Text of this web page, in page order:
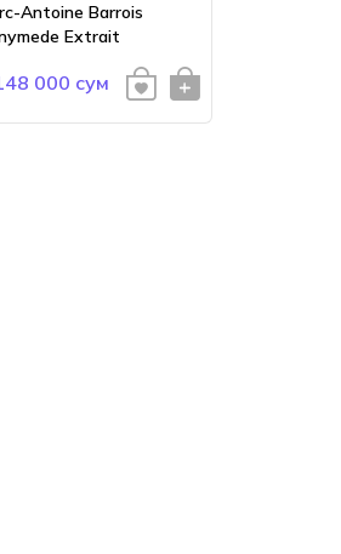
Antoine Barrois
Extrait
000 сум